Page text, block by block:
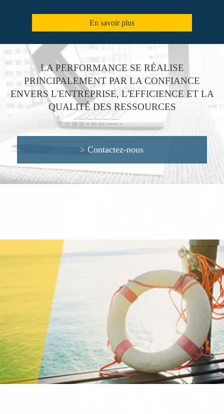
En savoir plus
LA PERFORMANCE SE RÉALISE
PRINCIPALEMENT PAR LA CONFIANCE
ENVERS L'ENTREPRISE, L'EFFICIENCE ET LA
QUALITÉ DES RESSOURCES
> Contactez-nous